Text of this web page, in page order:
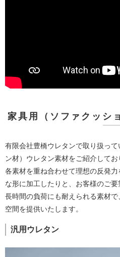
家具用（ソファクッシ
有限会社豊橋ウレタンで取り扱っ
ン材）ウレタン素材をご紹介してお
各素材を重ね合わせて理想の反発
な形に加工したりと、お客様のご要
長時間の負荷にも耐えられる素材
空間を提供いたします。
汎用ウレタン